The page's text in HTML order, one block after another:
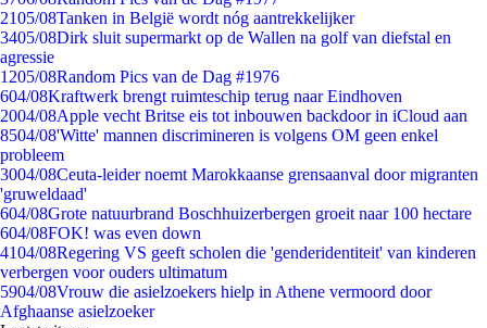
2105/08Tanken in België wordt nóg aantrekkelijker
3405/08Dirk sluit supermarkt op de Wallen na golf van diefstal en
agressie
1205/08Random Pics van de Dag #1976
604/08Kraftwerk brengt ruimteschip terug naar Eindhoven
2004/08Apple vecht Britse eis tot inbouwen backdoor in iCloud aan
8504/08'Witte' mannen discrimineren is volgens OM geen enkel
probleem
3004/08Ceuta-leider noemt Marokkaanse grensaanval door migranten
'gruweldaad'
604/08Grote natuurbrand Boschhuizerbergen groeit naar 100 hectare
604/08FOK! was even down
4104/08Regering VS geeft scholen die 'genderidentiteit' van kinderen
verbergen voor ouders ultimatum
5904/08Vrouw die asielzoekers hielp in Athene vermoord door
Afghaanse asielzoeker